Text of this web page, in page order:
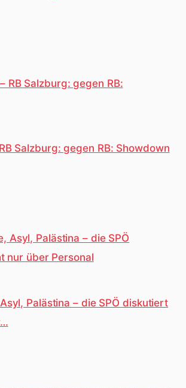
Salzburg: gegen RB: Showdown
Palästina – die SPÖ diskutiert